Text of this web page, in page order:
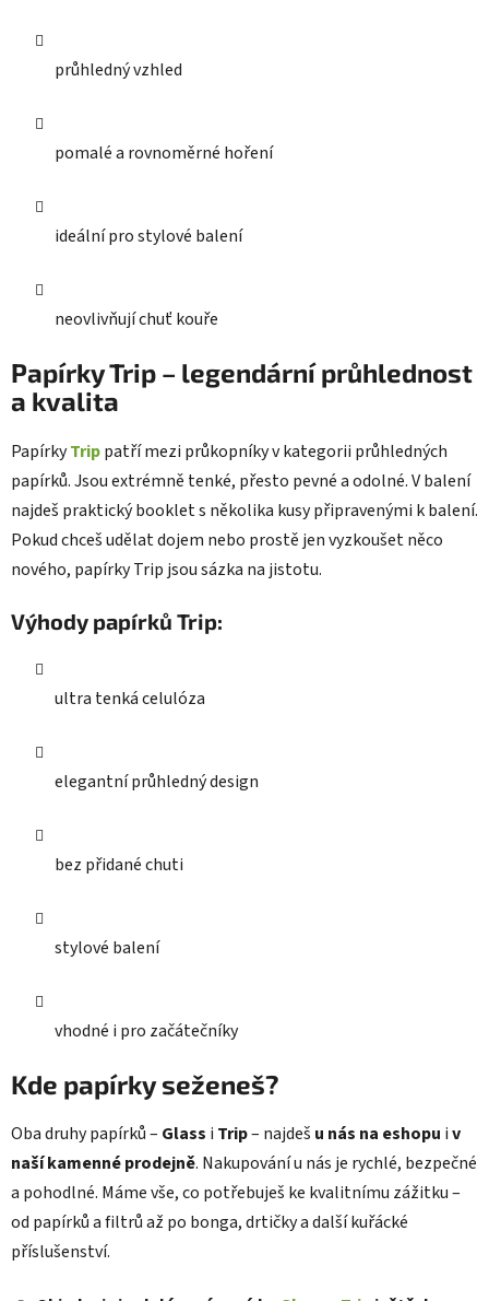
průhledný vzhled
pomalé a rovnoměrné hoření
ideální pro stylové balení
neovlivňují chuť kouře
PapírkyTrip – legendární průhlednost
a kvalita
PapírkyTrippatří mezi průkopníky v kategorii průhledných
papírků. Jsou extrémně tenké, přesto pevné a odolné. V balení
najdeš praktický booklet s několika kusy připravenými k balení.
Pokud chceš udělat dojem nebo prostě jen vyzkoušet něco
nového, papírky Trip jsou sázka na jistotu.
Výhody papírků Trip:
ultra tenká celulóza
elegantní průhledný design
bez přidané chuti
stylové balení
vhodné i pro začátečníky
Kde papírky seženeš?
Oba druhy papírků – Glass i Trip– najdeš u nás na eshopu iv
naší kamenné prodejně. Nakupování u nás je rychlé, bezpečné
a pohodlné. Máme vše, co potřebuješ ke kvalitnímu zážitku –
od papírků a filtrů až po bonga, drtičky a další kuřácké
příslušenství.